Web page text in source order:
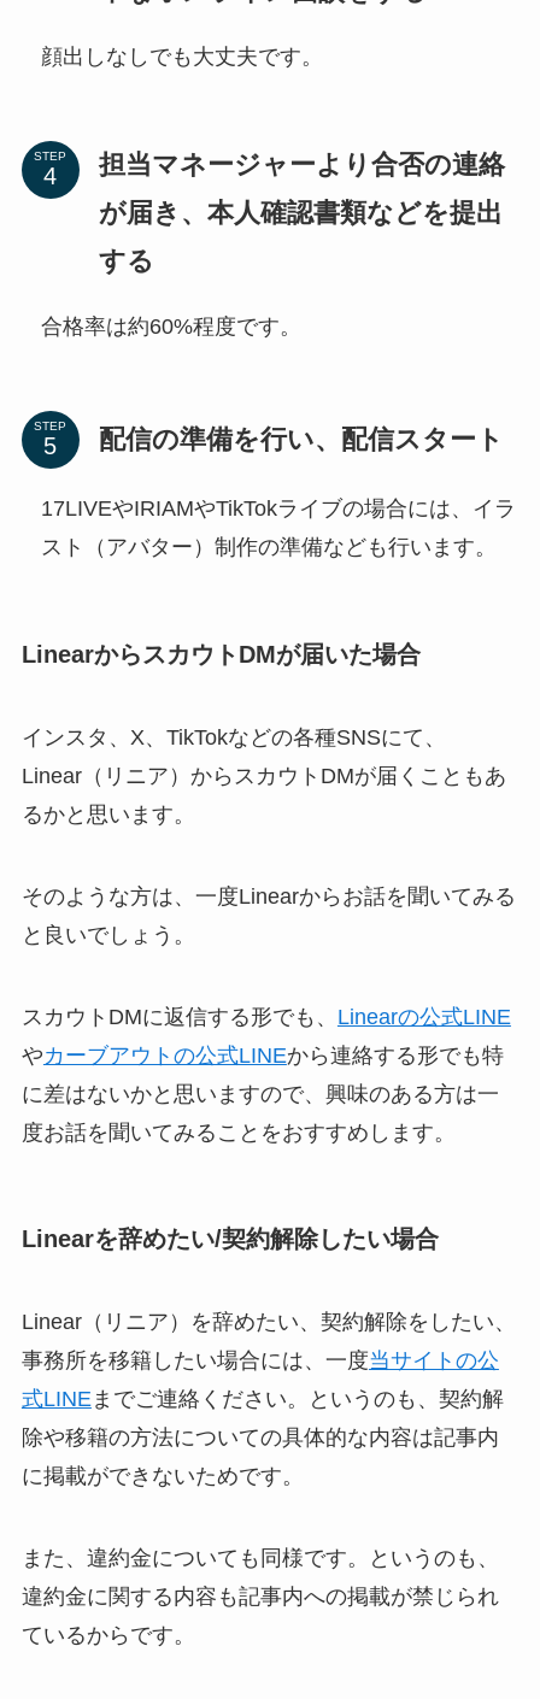
顔出しなしでも大丈夫です。
STEP
担当マネージャーより合否の連絡
が届き、本人確認書類などを提出
する
合格率は約60%程度です。
STEP 配信の準備を行い、配信スタート
17LIVEやIRIAMやTikTokライブの場合には、イラ
スト（アバター）制作の準備なども行います。
LinearからスカウトDMが届いた場合
インスタ、X、TikTokなどの各種SNSにて、
Linear（リニア）からスカウトDMが届くこともあ
るかと思います。
そのような方は、一度Linearからお話を聞いてみる
と良いでしょう。
スカウトDMに返信する形でも、 Linearの公式LINE
やカーブアウトの公式LINEから連絡する形でも特
に差はないかと思いますので、興味のある方は一
度お話を聞いてみることをおすすめします。
Linearを辞めたい/契約解除したい場合
Linear（リニア）を辞めたい、契約解除をしたい、
事務所を移籍したい場合には、一度当サイトの公
式LINEまでご連絡ください。というのも、契約解
除や移籍の方法についての具体的な内容は記事内
に掲載ができないためです。
また、違約金についても同様です。というのも、
違約金に関する内容も記事内への掲載が禁じられ
ているからです。